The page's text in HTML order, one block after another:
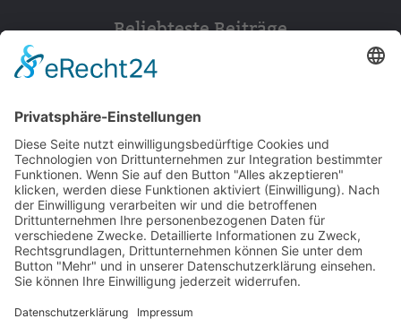
Beliebteste Beiträge
© 2026 Walter Stuber -Impressum Datenschutz
Bewertungen auf ProvenExpert.com